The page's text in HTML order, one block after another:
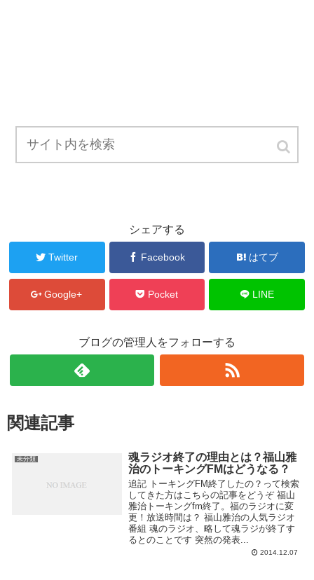
シェアする
Twitter Facebook はてブ
Google+ Pocket LINE
ブログの管理人をフォローする
関連記事
未分類
魂ラジオ終了の理由とは？福山雅
治のトーキングFMはどうなる？
追記 トーキングFM終了したの？って検索
してきた方はこちらの記事をどうぞ 福山
雅治トーキングfm終了。福のラジオに変
更！放送時間は？ 福山雅治の人気ラジオ
番組 魂のラジオ、略して魂ラジが終了す
るとのことです 突然の発表...
2014.12.07